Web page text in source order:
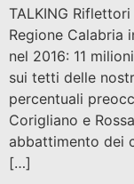
TALKING
Regione Calabria
nel 2016: 11
sui tetti delle
percentuali
Corigliano e
abbattimento dei
[…]